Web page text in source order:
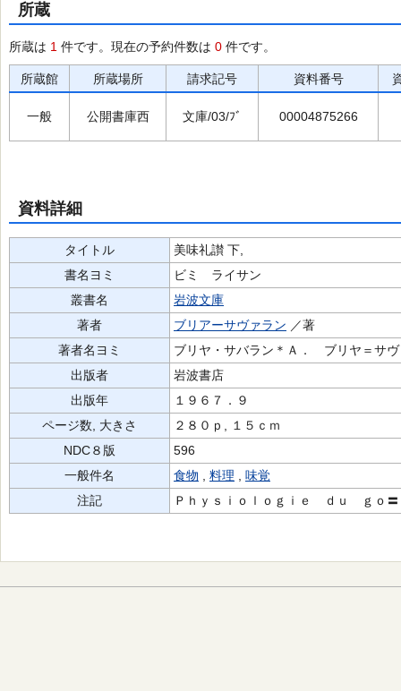
所蔵
所蔵は 1 件です。現在の予約件数は 0 件です。
所蔵館 所蔵場所 請求記号 資料番号
一般 公開書庫西 文庫/03/ﾌﾞ 00004875266
資料詳細
タイトル
美味礼讃 下,
書名ヨミ
ビミ ライサン
叢書名
岩波文庫
著者
ブリアーサヴァラン ／著
著者名ヨミ
ブリヤ・サバラン＊Ａ． ブリヤ＝サ
出版者
岩波書店
出版年
１９６７．９
ページ数, 大きさ
２８０ｐ, １５ｃｍ
NDC８版
596
一般件名
食物 料理
味覚
注記
Ｐｈｙｓｉｏｌｏｇｉｅ ｄｕ ｇｏ〓